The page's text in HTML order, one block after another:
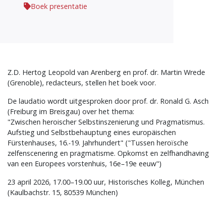
Boek presentatie
Z.D. Hertog Leopold van Arenberg en prof. dr. Martin Wrede
(Grenoble), redacteurs, stellen het boek voor.
De laudatio wordt uitgesproken door prof. dr. Ronald G. Asch
(Freiburg im Breisgau) over het thema:
"Zwischen heroischer Selbstinszenierung und Pragmatismus.
Aufstieg und Selbstbehauptung eines europäischen
Fürstenhauses, 16.-19. Jahrhundert" ("Tussen heroïsche
zelfenscenering en pragmatisme. Opkomst en zelfhandhaving
van een Europees vorstenhuis, 16e–19e eeuw")
23 april 2026, 17.00–19.00 uur, Historisches Kolleg, München
(Kaulbachstr. 15, 80539 München)